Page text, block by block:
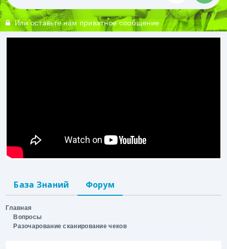
Или оставьте нам приватное сообщение
База Знаний Форум
Главная
Вопросы
Разочарование сканирование чеков